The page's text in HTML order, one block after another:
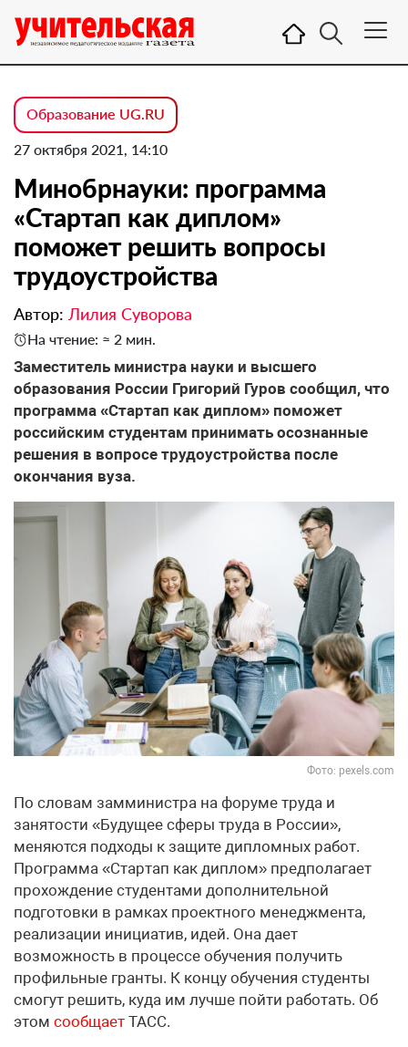
Образование UG.RU
27 октября 2021, 14:10
Минобрнауки: программа
«Стартап как диплом»
поможет решить вопросы
трудоустройства
Автор: Лилия Суворова
На чтение: ≈ 2 мин.
Заместитель министра науки и высшего
образования России Григорий Гуров сообщил, что
программа «Стартап как диплом» поможет
российским студентам принимать осознанные
решения в вопросе трудоустройства после
окончания вуза.
Фото: pexels.com
По словам замминистра на форуме труда и
занятости «Будущее сферы труда в России»,
меняются подходы к защите дипломных работ.
Программа «Стартап как диплом» предполагает
прохождение студентами дополнительной
подготовки в рамках проектного менеджмента,
реализации инициатив, идей. Она дает
возможность в процессе обучения получить
профильные гранты. К концу обучения студенты
смогут решить, куда им лучше пойти работать. Об
этом сообщает ТАСС.